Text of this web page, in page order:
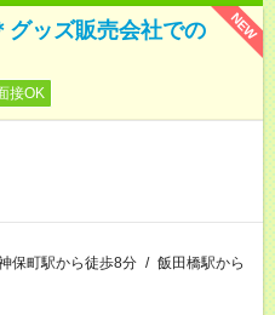
NEW
グッズ販売会社での
接OK
保町駅から徒歩8分 / 飯田橋駅から